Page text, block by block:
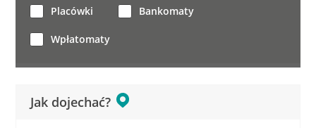
Jak dojechać?
Placówki Bankomaty
Wpłatomaty